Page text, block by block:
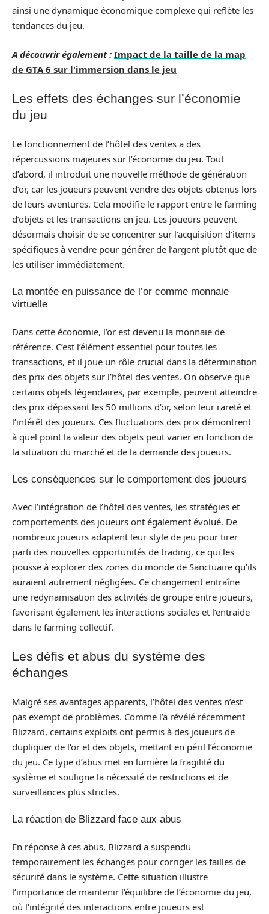
ainsi une dynamique économique complexe qui reflète les
tendances du jeu.
A découvrir également : Impact de la taille de la map
de GTA 6 sur l'immersion dans le jeu
Les effets des échanges sur l’économie
du jeu
Le fonctionnement de l’hôtel des ventes a des
répercussions majeures sur l’économie du jeu. Tout
d’abord, il introduit une nouvelle méthode de génération
d’or, car les joueurs peuvent vendre des objets obtenus lors
de leurs aventures. Cela modifie le rapport entre le farming
d’objets et les transactions en jeu. Les joueurs peuvent
désormais choisir de se concentrer sur l’acquisition d’items
spécifiques à vendre pour générer de l’argent plutôt que de
les utiliser immédiatement.
La montée en puissance de l’or comme monnaie
virtuelle
Dans cette économie, l’or est devenu la monnaie de
référence. C’est l’élément essentiel pour toutes les
transactions, et il joue un rôle crucial dans la détermination
des prix des objets sur l’hôtel des ventes. On observe que
certains objets légendaires, par exemple, peuvent atteindre
des prix dépassant les 50 millions d’or, selon leur rareté et
l’intérêt des joueurs. Ces fluctuations des prix démontrent
à quel point la valeur des objets peut varier en fonction de
la situation du marché et de la demande des joueurs.
Les conséquences sur le comportement des joueurs
Avec l’intégration de l’hôtel des ventes, les stratégies et
comportements des joueurs ont également évolué. De
nombreux joueurs adaptent leur style de jeu pour tirer
parti des nouvelles opportunités de trading, ce qui les
pousse à explorer des zones du monde de Sanctuaire qu’ils
auraient autrement négligées. Ce changement entraîne
une redynamisation des activités de groupe entre joueurs,
favorisant également les interactions sociales et l’entraide
dans le farming collectif.
Les défis et abus du système des
échanges
Malgré ses avantages apparents, l’hôtel des ventes n’est
pas exempt de problèmes. Comme l’a révélé récemment
Blizzard, certains exploits ont permis à des joueurs de
dupliquer de l’or et des objets, mettant en péril l’économie
du jeu. Ce type d’abus met en lumière la fragilité du
système et souligne la nécessité de restrictions et de
surveillances plus strictes.
La réaction de Blizzard face aux abus
En réponse à ces abus, Blizzard a suspendu
temporairement les échanges pour corriger les failles de
sécurité dans le système. Cette situation illustre
l’importance de maintenir l’équilibre de l’économie du jeu,
où l’intégrité des interactions entre joueurs est